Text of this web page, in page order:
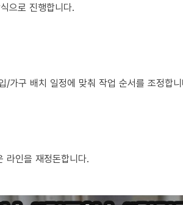
으로 진행합니다.
가구 배치 일정에 맞춰 작업 순서를 조정합
라인을 재정돈합니다.